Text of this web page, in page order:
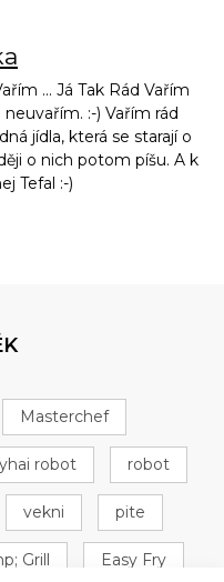
... Já Tak Rád Vařím
:-) Vařím rád
jídla, která se starají o
o nich potom píšu. A k
Tefal :-)
Masterchef
robot robot
vekni pite
Grill Easy Fry